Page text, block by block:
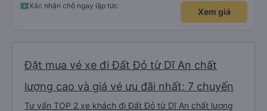
Xác nhận chỗ ngay lập tức
Xem giá
Đặt mua vé xe đi Đất Đỏ từ Dĩ An chất
lượng cao và giá vé ưu đãi nhất: 7 chuyến
Tư vấn TOP 2 xe khách đi Đất Đỏ từ Dĩ An chất lượng